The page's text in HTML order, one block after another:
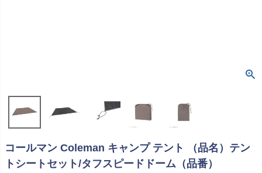
コールマン Coleman キャンプ テント （品名）テン
トシートセット/タフスピードドーム（品番）